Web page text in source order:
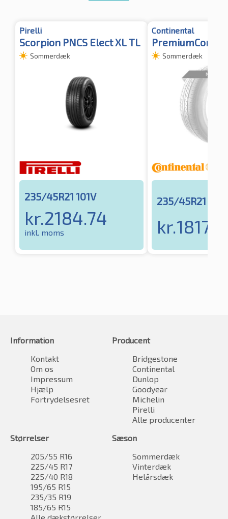
Pirelli
Scorpion PNCS Elect XL TL
Sommerdæk
235/45R21 101V
kr.2184.74
inkl. moms
Continental
Sommerdæk
235/45R21 101V
kr.
Information
Kontakt
Om os
Impressum
Hjælp
Fortrydelsesret
Producent
Bridgestone
Continental
Dunlop
Goodyear
Michelin
Pirelli
Alle producenter
Størrelser
205/55 R16
225/45 R17
225/40 R18
195/65 R15
235/35 R19
185/65 R15
Sæson
Sommerdæk
Vinterdæk
Helårsdæk